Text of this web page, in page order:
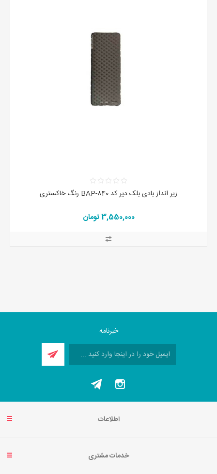
زیر انداز بادی بلک دیر کد BAP-840 رنگ خاکستری
3,550,000 تومان
خبرنامه
اطلاعات
خدمات مشتری